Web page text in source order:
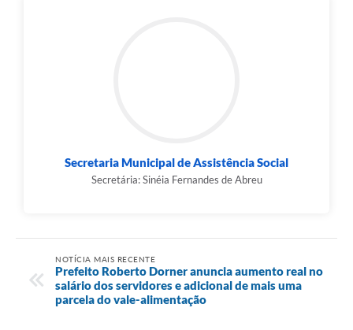
Secretaria Municipal de Assistência Social
Secretária: Sinéia Fernandes de Abreu
NOTÍCIA MAIS RECENTE
Prefeito Roberto Dorner anuncia aumento real no
salário dos servidores e adicional de mais uma
parcela do vale-alimentação